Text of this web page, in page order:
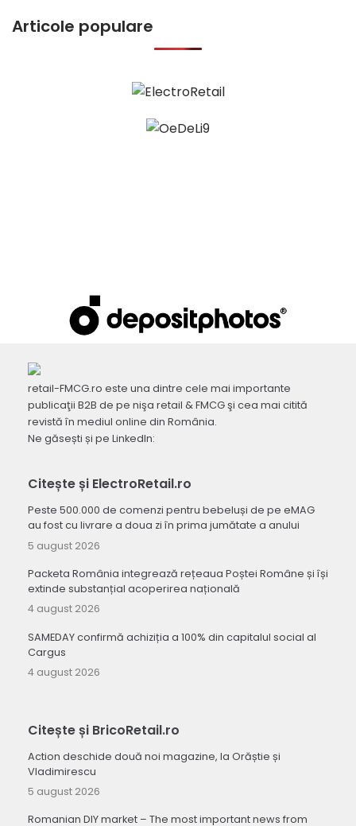
Articole populare
retail-FMCG.ro este una dintre cele mai importante
publicaţii B2B de pe nişa retail & FMCG şi cea mai citită
revistă în mediul online din România.
Ne găsești și pe LinkedIn:
Citește și ElectroRetail.ro
Peste 500.000 de comenzi pentru bebeluși de pe eMAG
au fost cu livrare a doua zi în prima jumătate a anului
5 august 2026
Packeta România integrează rețeaua Poștei Române și își
extinde substanțial acoperirea națională
4 august 2026
SAMEDAY confirmă achiziția a 100% din capitalul social al
Cargus
4 august 2026
Citește și BricoRetail.ro
Action deschide două noi magazine, la Orăștie și
Vladimirescu
5 august 2026
Romanian DIY market – The most important news from